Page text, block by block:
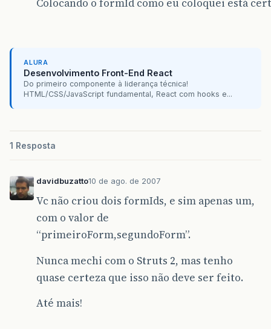
Colocando o formId como eu coloquei está
ALURA
Desenvolvimento Front-End React
Do primeiro componente à liderança técnica!
HTML/CSS/JavaScript fundamental, React com hooks e...
1 Resposta
davidbuzatto10 de ago. de 2007
Vc não criou dois formIds, e sim apenas um,
com o valor de
“primeiroForm,segundoForm”.
Nunca mechi com o Struts 2, mas tenho
quase certeza que isso não deve ser feito.
Até mais!